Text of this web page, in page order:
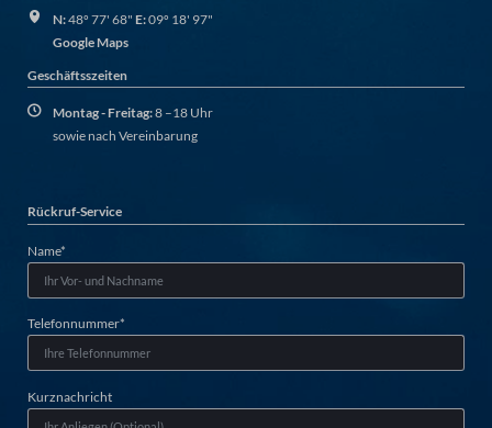
N:48º 77' 68" E:09º 18' 97"
Google Maps
Geschäftsszeiten
Montag - Freitag:8 –18 Uhr
sowie nach Vereinbarung
Rückruf-Service
Champ
obligatoire
Name*
Champ
obligatoire
Telefonnummer*
Kurznachricht